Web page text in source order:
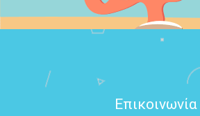
Επικοινωνία